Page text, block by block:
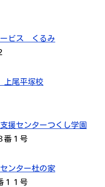
ービス くるみ
上尾平塚校
援センターつくし学園
番１号
ンター杜の家
１１号